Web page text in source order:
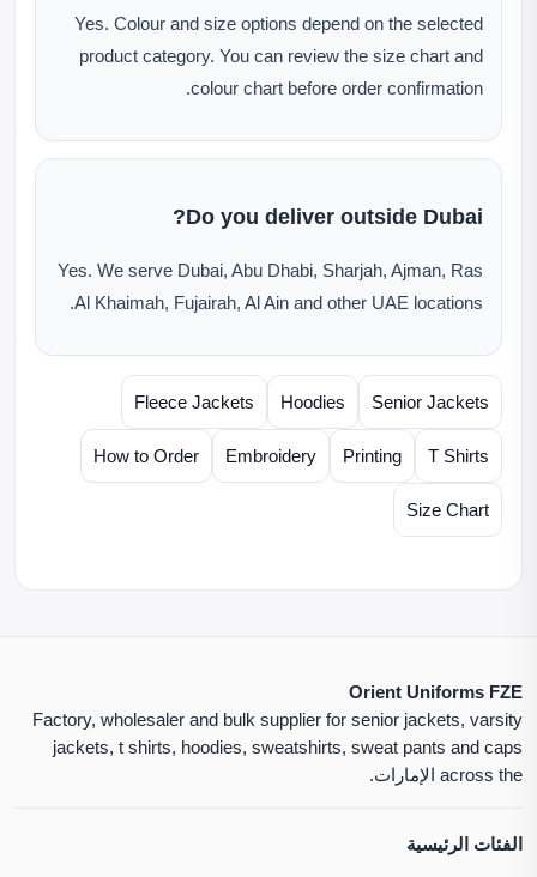
Yes. Colour and size options depend on the selected
product category. You can review the size chart and
colour chart before order confirmation.
Do you deliver outside Dubai?
Yes. We serve Dubai, Abu Dhabi, Sharjah, Ajman, Ras
Al Khaimah, Fujairah, Al Ain and other UAE locations.
Senior Jackets
Hoodies
Fleece Jackets
T Shirts
Printing
Embroidery
How to Order
Size Chart
Orient Uniforms FZE
Factory, wholesaler and bulk supplier for senior jackets, varsity
jackets, t shirts, hoodies, sweatshirts, sweat pants and caps
across the الإمارات.
الفئات الرئيسية